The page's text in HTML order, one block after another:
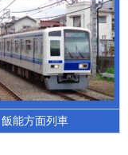
飯能方面列車